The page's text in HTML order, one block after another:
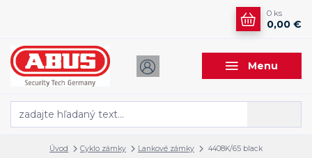
Menu
0 ks
0,00 €
Úvod Cyklo zámky Lankové zámky 4408K/65 black